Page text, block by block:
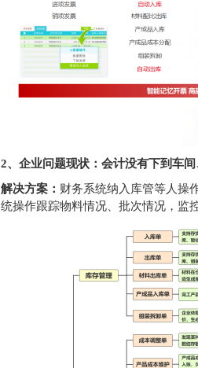
2、企业问题现状：会计没有下到车
解决方案： 财务系统纳入库管等人操
统操作跟踪物料情况、批次情况，监